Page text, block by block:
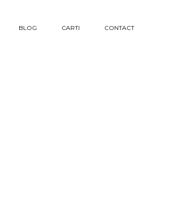
BLOG CARTI CONTACT